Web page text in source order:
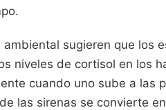
sugieren que los
niveles de cortisol en los
cuando uno sube a las
las sirenas se convierte